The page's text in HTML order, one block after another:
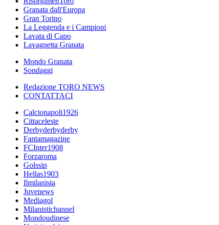
Granata dall'Europa
Gran Torino
La Leggenda e i Campioni
Lavata di Capo
Lavagnetta Granata
Mondo Granata
Sondaggi
Redazione TORO NEWS
CONTATTACI
Calcionapoli1926
Cittaceleste
Derbyderbyderby
Fantamagazine
FCInter1908
Forzaroma
Golssip
Hellas1903
Ilmilanista
Juvenews
Mediagol
Milanistichannel
Mondoudinese